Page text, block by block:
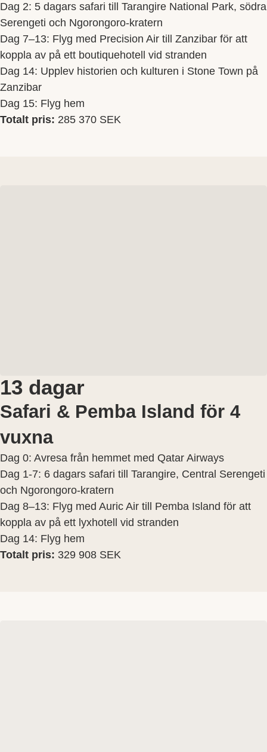
Dag 2: 5 dagars safari till Tarangire National Park, södra
Serengeti och Ngorongoro-kratern
Dag 7–13: Flyg med Precision Air till Zanzibar för att
koppla av på ett boutiquehotell vid stranden
Dag 14: Upplev historien och kulturen i Stone Town på
Zanzibar
Dag 15: Flyg hem
Totalt pris: 285 370 SEK
13 dagar
Safari & Pemba Island för 4
vuxna
Dag 0: Avresa från hemmet med Qatar Airways
Dag 1-7: 6 dagars safari till Tarangire, Central Serengeti
och Ngorongoro-kratern
Dag 8–13: Flyg med Auric Air till Pemba Island för att
koppla av på ett lyxhotell vid stranden
Dag 14: Flyg hem
Totalt pris: 329 908 SEK